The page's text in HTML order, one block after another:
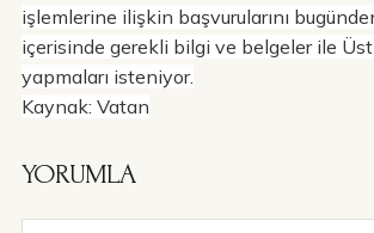
işlemlerine ilişkin başvurularını
içerisinde gerekli bilgi ve belgeler ile Üst
yapmaları isteniyor.
Kaynak: Vatan
YORUMLA